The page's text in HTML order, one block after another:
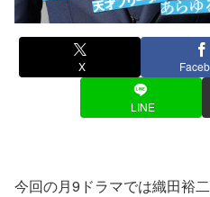
X
LINE
今回の月9ドラマでは織田裕